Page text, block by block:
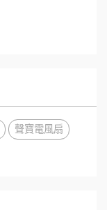
聲寶電風扇